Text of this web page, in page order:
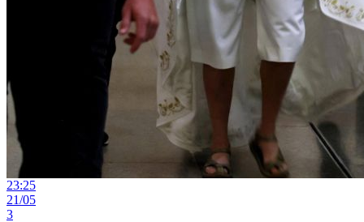
23:25
21/05
3